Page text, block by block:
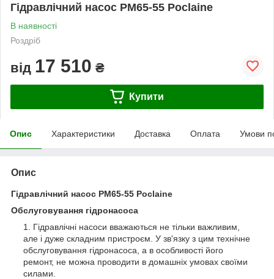
Гідравлічний насос PM65-55 Poclaine
В наявності
Роздріб
від 17 510 ₴
Купити
Опис Характеристики Доставка Оплата Умови
Опис
Гідравлічний насос PM65-55 Poclaine
Обслуговування гідронасоса
Гідравлічні насоси вважаються не тільки важливим,
але і дуже складним пристроєм. У зв'язку з цим технічне
обслуговування гідронасоса, а в особливості його
ремонт, не можна проводити в домашніх умовах своїми
силами.